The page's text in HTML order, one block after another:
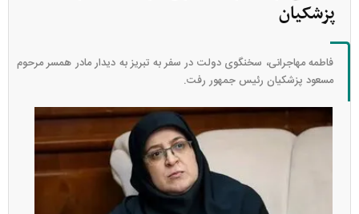
پزشکیان
فاطمه مهاجرانی، سخنگوی دولت در سفر به تبریز به دیدار مادر همسر مرحوم
مسعود پزشکیان رئیس جمهور رفت.